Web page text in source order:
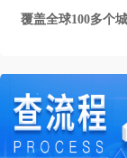
覆盖全球100多个